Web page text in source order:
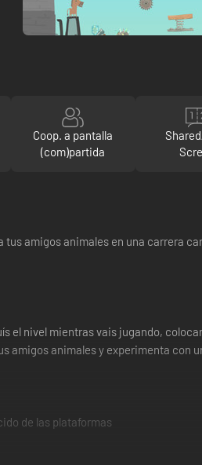
Coop. a pantalla
(com)partida
amigos animales en una carrera
el nivel mientras vais jugando,
amigos animales y experimenta con
de las plataformas